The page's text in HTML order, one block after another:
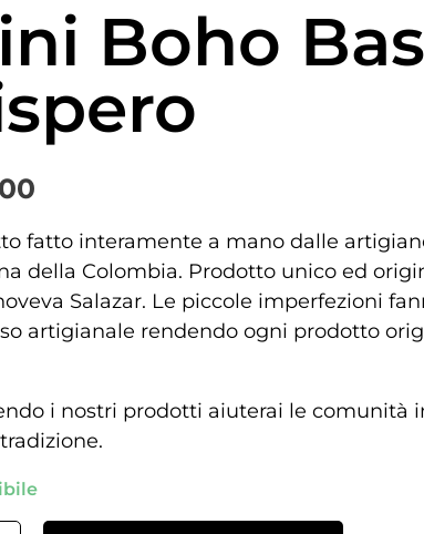
Boho
fatto interamente a mano dalle
della Colombia. Prodotto unico ed
Salazar. Le piccole imperfezioni
artigianale rendendo ogni prodotto
i nostri prodotti aiuterai le comunità